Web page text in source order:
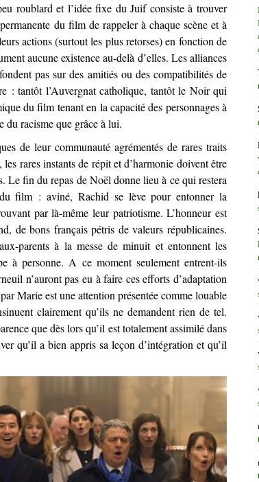
roublard et l’idée fixe du Juif consiste à trouver
du film de rappeler à chaque scène et à
actions (surtout les plus retorses) en fonction de
aucune existence au-delà d’elles. Les alliances
pas sur des amitiés ou des compatibilités de
: tantôt l’Auvergnat catholique, tantôt le Noir qui
du film tenant en la capacité des personnages à
racisme que grâce à lui.
de leur communauté agrémentés de rares traits
rares instants de répit et d’harmonie doivent être
Le fin du repas de Noël donne lieu à ce qui restera
film : aviné, Rachid se lève pour entonner la
par là-même leur patriotisme. L’honneur est
de bons français pétris de valeurs républicaines.
parents à la messe de minuit et entonnent les
à personne. A ce moment seulement entrent-ils
n’auront pas eu à faire ces efforts d’adaptation
Marie est une attention présentée comme louable
clairement qu’ils ne demandent rien de tel.
que dès lors qu’il est totalement assimilé dans
qu’il a bien appris sa leçon d’intégration et qu’il